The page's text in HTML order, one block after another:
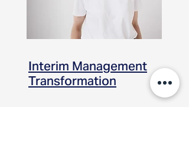
Interim Management
Transformation